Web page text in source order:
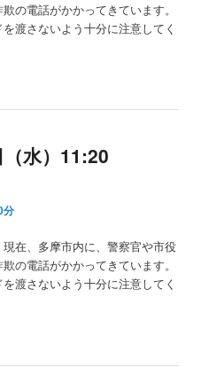
の電話がかかってきています。
渡さないよう十分に注意してく
水）11:20
分
在、多摩市内に、警察官や市役
の電話がかかってきています。
渡さないよう十分に注意してく